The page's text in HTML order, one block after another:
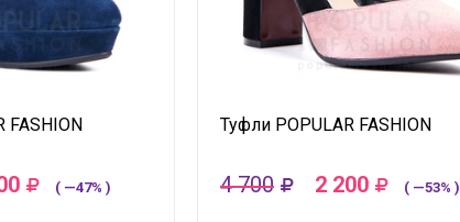
FASHION
( —47% )
Туфли POPULAR FASHION
4 700 2 200 ( —53% )